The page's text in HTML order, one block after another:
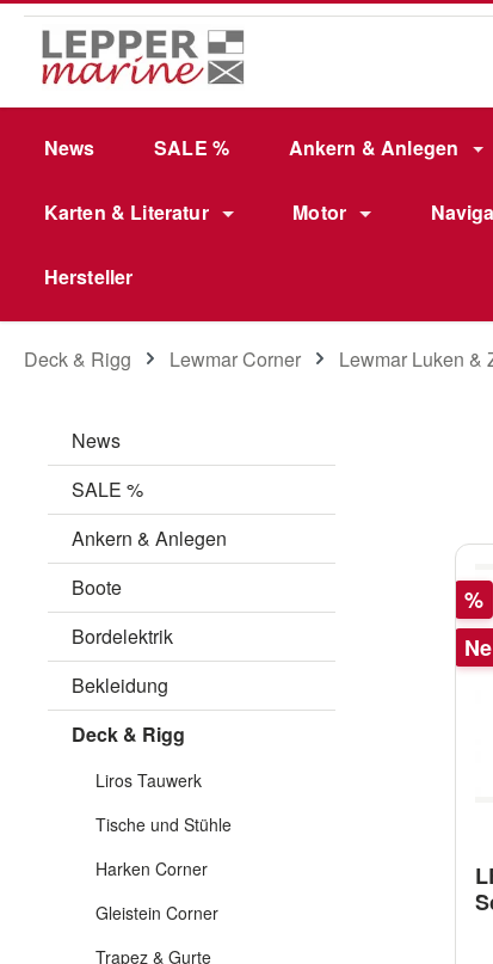
Hauptinhalt springen
Zur Suche springen
Zur Hauptnavigation springen
News SALE % Ankern & Anlegen
Karten & Literatur Motor
Hersteller
Deck & Rigg Lewmar Corner Lewmar Luken &
News
SALE %
Ankern & Anlegen
Boote
Bordelektrik
Bekleidung
Deck & Rigg
Liros Tauwerk
Tische und Stühle
Harken Corner
Gleistein Corner
Trapez & Gurte
%